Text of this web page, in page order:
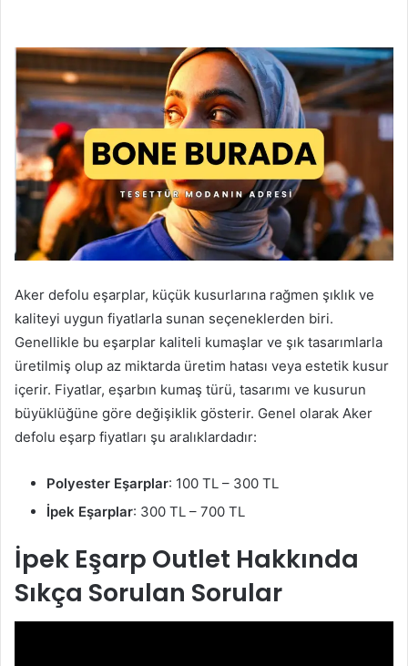
Aker defolu eşarplar, küçük kusurlarına rağmen şıklık ve
kaliteyi uygun fiyatlarla sunan seçeneklerden biri.
Genellikle bu eşarplar kaliteli kumaşlar ve şık tasarımlarla
üretilmiş olup az miktarda üretim hatası veya estetik kusur
içerir. Fiyatlar, eşarbın kumaş türü, tasarımı ve kusurun
büyüklüğüne göre değişiklik gösterir. Genel olarak Aker
defolu eşarp fiyatları şu aralıklardadır:
Polyester Eşarplar: 100 TL – 300 TL
İpek Eşarplar: 300 TL – 700 TL
İpek Eşarp Outlet Hakkında
Sıkça Sorulan Sorular